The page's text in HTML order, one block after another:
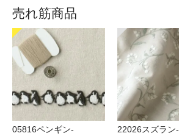
売れ筋商品
05816ペンギン-
22026スズラン-